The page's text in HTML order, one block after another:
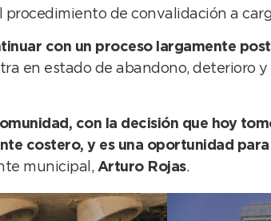
de convalidación a
con un proceso largamente
en estado de abandono, deterioro
con la decisión que hoy
costero, y es una oportunidad
municipal, Arturo Rojas.